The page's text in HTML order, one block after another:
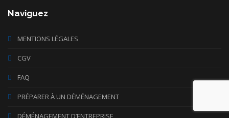
Naviguez
MENTIONS LÉGALES
CGV
FAQ
PRÉPARER À UN DÉMÉNAGEMENT
DÉMÉNAGEMENT D’ENTREPRISE